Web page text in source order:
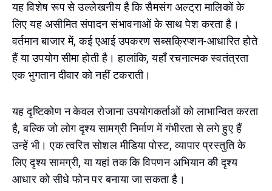
यह विशेष रूप से उल्लेखनीय है कि सैमसंग अल्ट्रा मालिकों के
लिए यह असीमित संपादन संभावनाओं के साथ पेश करता है।
वर्तमान बाजार में, कई एआई उपकरण सब्सक्रिप्शन-आधारित होते
हैं या उपयोग सीमा होती है। हालांकि, यहाँ रचनात्मक स्वतंत्रता
एक भुगतान दीवार को नहीं टकराती।
यह दृष्टिकोण न केवल रोजाना उपयोगकर्ताओं को लाभान्वित करता
है, बल्कि जो लोग दृश्य सामग्री निर्माण में गंभीरता से लगे हुए हैं
उन्हें भी। एक त्वरित सोशल मीडिया पोस्ट, व्यापार प्रस्तुति के
लिए दृश्य सामग्री, या यहां तक कि विपणन अभियान की दृश्य
आधार को सीधे फोन पर बनाया जा सकता है।